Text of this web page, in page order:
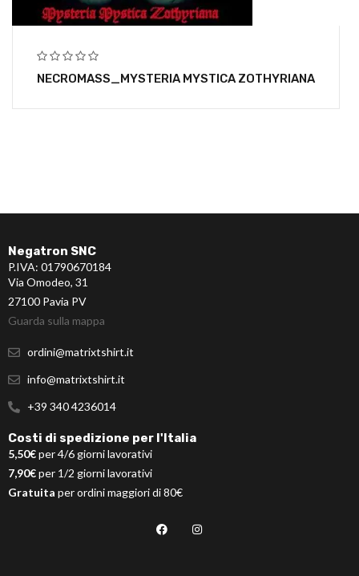
NECROMASS_MYSTERIA MYSTICA ZOTHYRIANA
Negatron SNC
P.IVA: 01790670184
Via Omodeo, 31
27100 Pavia PV
Guarda sulla mappa
ordini@matrixtshirt.it
info@matrixtshirt.it
+39 340 4236014
Costi di spedizione per l'Italia
5,50€per 4/6 giorni lavorativi
7,90€per 1/2 giorni lavorativi
Gratuita per ordini maggiori di 80€